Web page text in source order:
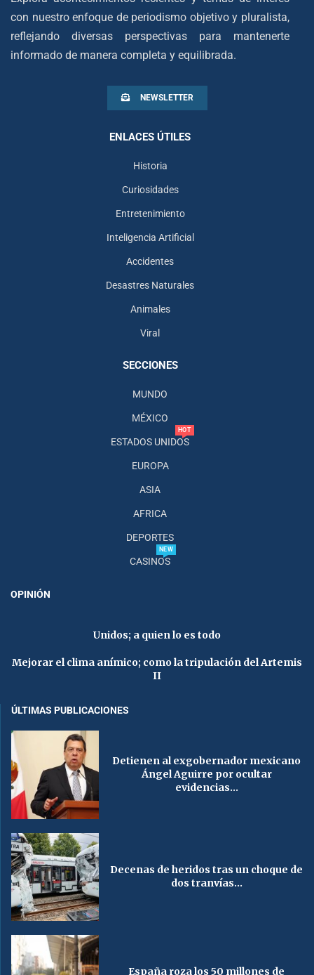
con nuestro enfoque de periodismo objetivo y pluralista,
reflejando diversas perspectivas para mantenerte
informado de manera completa y equilibrada.
NEWSLETTER
ENLACES ÚTILES
Historia
Curiosidades
Entretenimiento
Inteligencia Artificial
Accidentes
Desastres Naturales
Animales
Viral
SECCIONES
MUNDO
MÉXICO
ESTADOS UNIDOS
HOT
EUROPA
ASIA
AFRICA
DEPORTES
CASINOS
NEW
OPINIÓN
Unidos; a quien lo es todo
Mejorar el clima anímico; como la tripulación del Artemis
II
ÚLTIMAS PUBLICACIONES
Detienen al exgobernador mexicano
Ángel Aguirre por ocultar
evidencias...
Decenas de heridos tras un choque de
dos tranvías...
España roza los 50 millones de